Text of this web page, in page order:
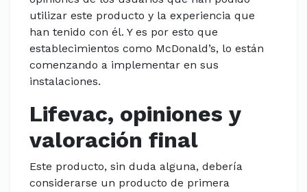
utilizar este producto y la experiencia que
han tenido con él. Y es por esto que
establecimientos como McDonald’s, lo están
comenzando a implementar en sus
instalaciones.
Lifevac, opiniones y
valoración final
Este producto, sin duda alguna, debería
considerarse un producto de primera